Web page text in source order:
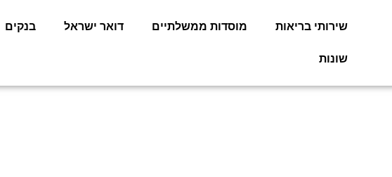
שירותי בריאות מוסדות ממשלתיים דואר ישראל בנקים
שונות